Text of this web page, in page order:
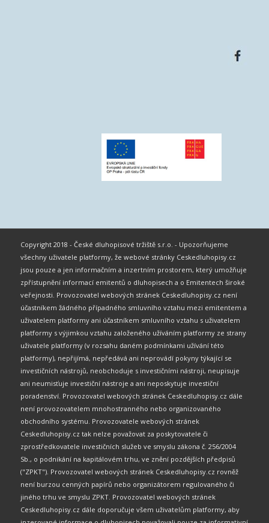
Copyright 2018 - České dluhopisové tržiště s.r.o. - Upozorňujeme
všechny uživatele platformy, že webové stránky Ceskedluhopisy.cz
jsou pouze a jen informačním a inzertním prostorem, který umožňuje
zpřístupnění informací emitentů o dluhopisech a o Emitentech široké
veřejnosti. Provozovatel webových stránek Ceskedluhopisy.cz není
účastníkem žádného případného smluvního vztahu mezi emitentem a
uživatelem platformy ani účastníkem smluvního vztahu s uživatelem
platformy s výjimkou vztahu založeného užíváním platformy ze strany
uživatele platformy (v rozsahu daném podmínkami užívání této
platformy), nepřijímá, nepředává ani neprovádí pokyny týkající se
investičních nástrojů, neobchoduje s investičními nástroji, neupisuje
ani neumisťuje investiční nástroje a ani neposkytuje investiční
poradenství. Provozovatel webových stránek Ceskedluhopisy.cz dále
není provozovatelem mnohostranného nebo organizovaného
obchodního systému. Provozovatele webových stránek
Ceskedluhopisy.cz tak nelze považovat za poskytovatele či
zprostředkovatele investičních služeb ve smyslu zákona č. 256/2004
Sb., o podnikání na kapitálovém trhu, ve znění pozdějších předpisů
("ZPKT"). Provozovatel webových stránek Ceskedluhopisy.cz rovněž
není burzou cenných papírů nebo organizátorem regulovaného či
jiného trhu ve smyslu ZPKT. Provozovatel webových stránek
Ceskedluhopisy.cz dále doporučuje všem uživatelům platformy, aby